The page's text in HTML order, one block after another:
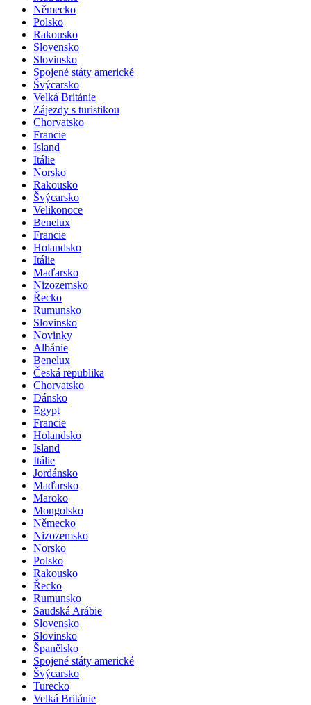
Německo
Polsko
Rakousko
Slovensko
Slovinsko
Spojené státy americké
Švýcarsko
Velká Británie
Zájezdy s turistikou
Chorvatsko
Francie
Island
Itálie
Norsko
Rakousko
Švýcarsko
Velikonoce
Benelux
Francie
Holandsko
Itálie
Maďarsko
Nizozemsko
Řecko
Rumunsko
Slovinsko
Novinky
Albánie
Benelux
Česká republika
Chorvatsko
Dánsko
Egypt
Francie
Holandsko
Island
Itálie
Jordánsko
Maďarsko
Maroko
Mongolsko
Německo
Nizozemsko
Norsko
Polsko
Rakousko
Řecko
Rumunsko
Saudská Arábie
Slovensko
Slovinsko
Španělsko
Spojené státy americké
Švýcarsko
Turecko
Velká Británie